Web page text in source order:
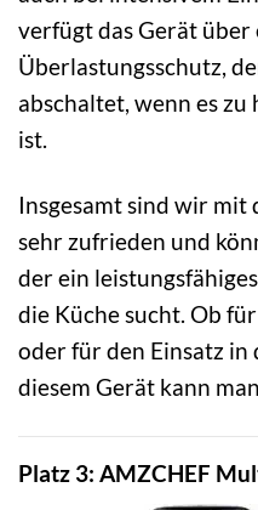
verfügt das Gerät über
Überlastungsschutz,
abschaltet, wenn es
ist.
Insgesamt sind wir mit
sehr zufrieden und
der ein
die Küche sucht. Ob
oder für den Einsatz
diesem Gerät kann
Platz 3: AMZCHEF